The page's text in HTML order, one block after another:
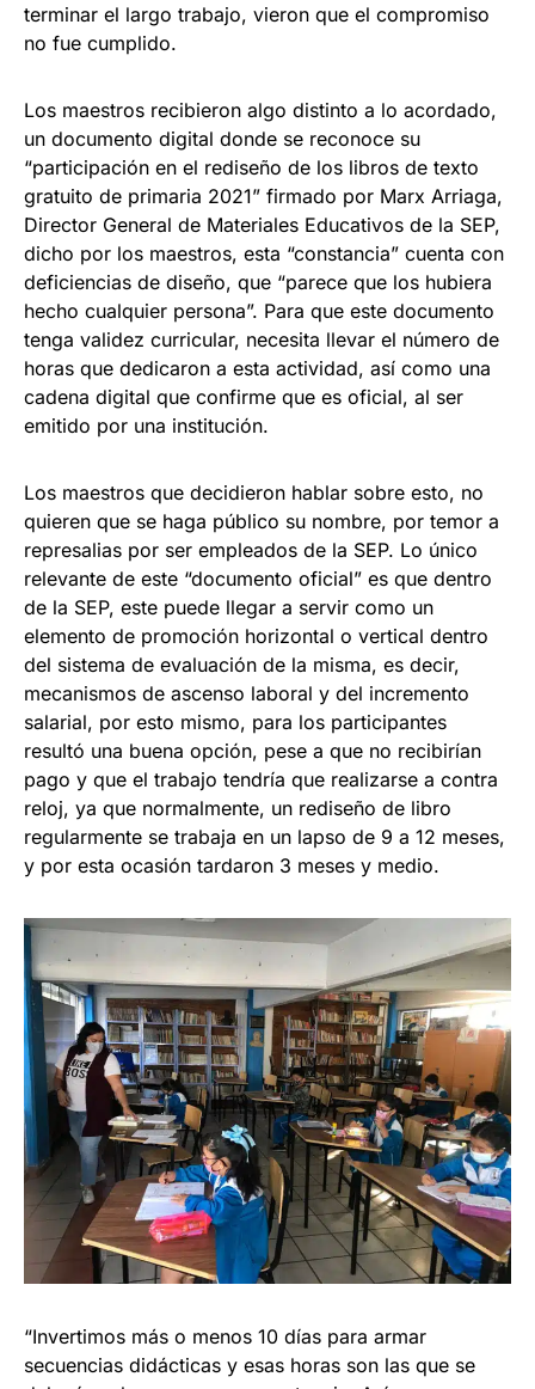
terminar el largo trabajo, vieron que el compromiso
no fue cumplido.
Los maestros recibieron algo distinto a lo acordado,
un documento digital donde se reconoce su
“participación en el rediseño de los libros de texto
gratuito de primaria 2021” firmado por Marx Arriaga,
Director General de Materiales Educativos de la SEP,
dicho por los maestros, esta “constancia” cuenta con
deficiencias de diseño, que “parece que los hubiera
hecho cualquier persona”. Para que este documento
tenga validez curricular, necesita llevar el número de
horas que dedicaron a esta actividad, así como una
cadena digital que confirme que es oficial, al ser
emitido por una institución.
Los maestros que decidieron hablar sobre esto, no
quieren que se haga público su nombre, por temor a
represalias por ser empleados de la SEP. Lo único
relevante de este “documento oficial” es que dentro
de la SEP, este puede llegar a servir como un
elemento de promoción horizontal o vertical dentro
del sistema de evaluación de la misma, es decir,
mecanismos de ascenso laboral y del incremento
salarial, por esto mismo, para los participantes
resultó una buena opción, pese a que no recibirían
pago y que el trabajo tendría que realizarse a contra
reloj, ya que normalmente, un rediseño de libro
regularmente se trabaja en un lapso de 9 a 12 meses,
y por esta ocasión tardaron 3 meses y medio.
“Invertimos más o menos 10 días para armar
secuencias didácticas y esas horas son las que se